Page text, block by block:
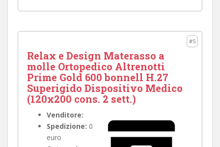
#5
Relax e Design Materasso a
molle Ortopedico Altrenotti
Prime Gold 600 bonnell H.27
Superigido Dispositivo Medico
(120x200 cons. 2 sett.)
Venditore:
Spedizione: 0
euro